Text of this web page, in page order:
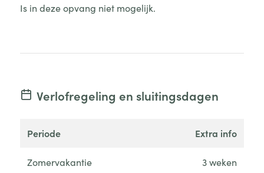
Is in deze opvang niet mogelijk.
Verlofregeling en sluitingsdagen
periode extra info
Zomervakantie 3 weken